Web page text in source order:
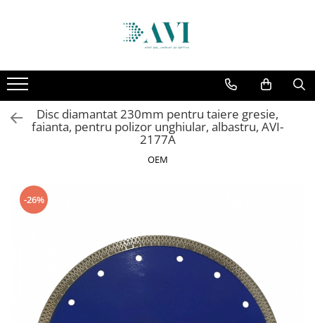
Casa
Accesorii uscatoare rufe
Aparate electrocasnice & accesorii
Aparate si accesorii intretinere
de contact
Perii de par si piepteni
Baterii sanitare baie
Coloane de dus si seturi de dus
Odorizant toaleta
Disc diamantat 230mm pentru taiere gresie,
faianta, pentru polizor unghiular, albastru, AVI-
2177A
OEM
-26%